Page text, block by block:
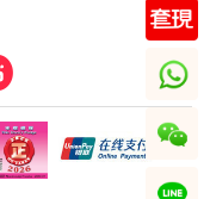
whatsapp